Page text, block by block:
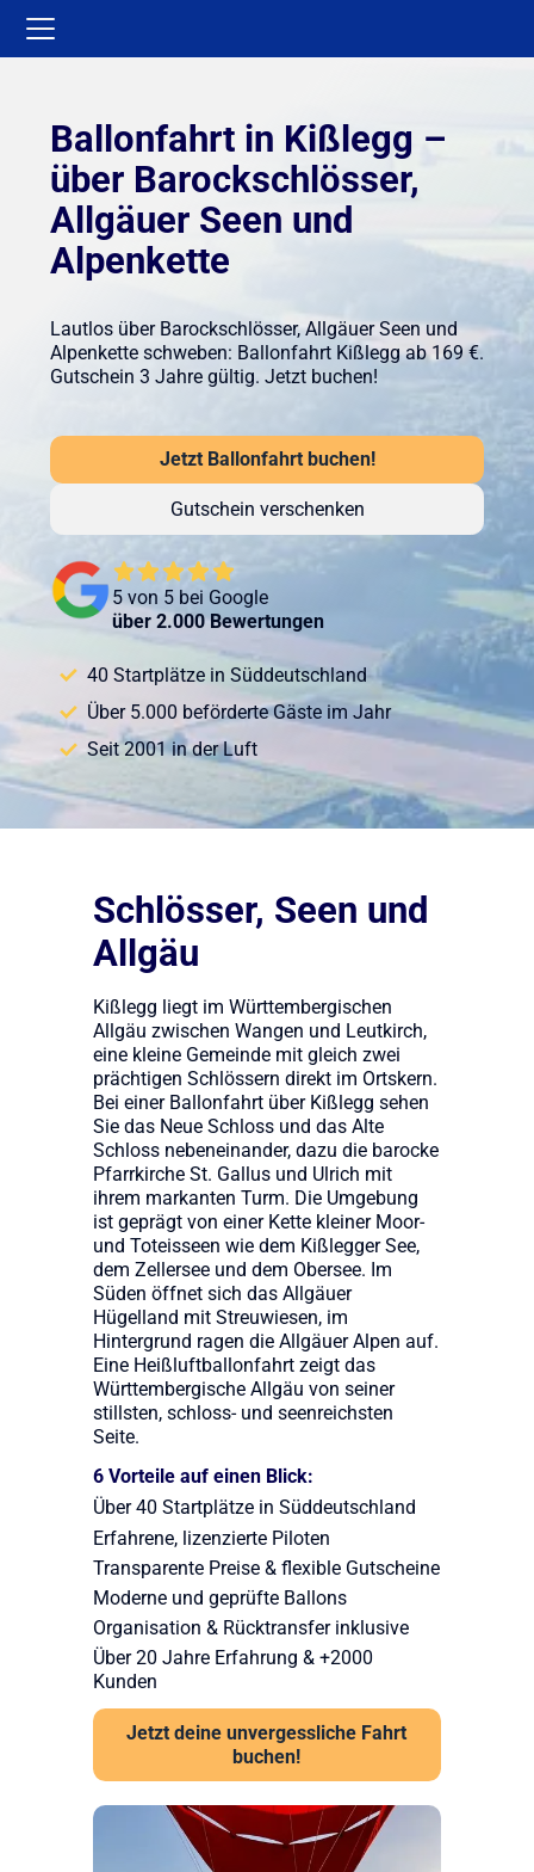
Ballonfahrt in Kißlegg –
über Barockschlösser,
Allgäuer Seen und
Alpenkette
Lautlos über Barockschlösser, Allgäuer Seen und
Alpenkette schweben: Ballonfahrt Kißlegg ab 169 €.
Gutschein 3 Jahre gültig. Jetzt buchen!
Jetzt Ballonfahrt buchen!
Gutschein verschenken
5 von 5 bei Google
über 2.000 Bewertungen
40 Startplätze in Süddeutschland
Über 5.000 beförderte Gäste im Jahr
Seit 2001 in der Luft
Schlösser, Seen und
Allgäu
Kißlegg liegt im Württembergischen
Allgäu zwischen Wangen und Leutkirch,
eine kleine Gemeinde mit gleich zwei
prächtigen Schlössern direkt im Ortskern.
Bei einer Ballonfahrt über Kißlegg sehen
Sie das Neue Schloss und das Alte
Schloss nebeneinander, dazu die barocke
Pfarrkirche St. Gallus und Ulrich mit
ihrem markanten Turm. Die Umgebung
ist geprägt von einer Kette kleiner Moor-
und Toteisseen wie dem Kißlegger See,
dem Zellersee und dem Obersee. Im
Süden öffnet sich das Allgäuer
Hügelland mit Streuwiesen, im
Hintergrund ragen die Allgäuer Alpen auf.
Eine Heißluftballonfahrt zeigt das
Württembergische Allgäu von seiner
stillsten, schloss- und seenreichsten
Seite.
6 Vorteile auf einen Blick:
Über 40 Startplätze in Süddeutschland
Erfahrene, lizenzierte Piloten
Transparente Preise & flexible Gutscheine
Moderne und geprüfte Ballons
Organisation & Rücktransfer inklusive
Über 20 Jahre Erfahrung & +2000
Kunden
Jetzt deine unvergessliche Fahrt
buchen!